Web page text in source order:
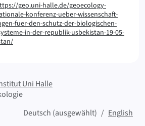
geo.uni-halle.de/geoecology-
konferenz-ueber-wissenschaft-
fuer-den-schutz-der-biologischen-
in-der-republik-usbekistan-19-05-
Uni Halle
Deutsch (ausgewählt)
English